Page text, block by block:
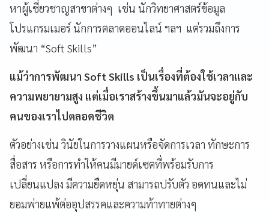
หาผู้เชี่ยวชาญสาขาต่างๆ เช่น นักวิทยาศาสตร์ข้อมูล
โปรแกรมเมอร์ นักการตลาดออนไลน์ ฯลฯ แต่รวมถึงการ
พัฒนา “Soft Skills”
แม้ว่าการพัฒนา Soft Skills เป็นเรื่องที่ต้องใช้เวลาและ
ความพยายามสูง แต่เมื่อเราสร้างขึ้นมาแล้วมันจะอยู่กับ
คนของเราไปตลอดชีวิต
ตัวอย่างเช่น วินัยในการวางแผนหรือจัดการเวลา ทักษะการ
สื่อสาร หรือการทำให้คนมีมายด์เซตที่พร้อมรับการ
เปลี่ยนแปลง มีความยืดหยุ่น สามารถปรับตัว อดทนและไม่
ยอมพ่ายแพ้ต่ออุปสรรคและความท้าทายต่างๆ